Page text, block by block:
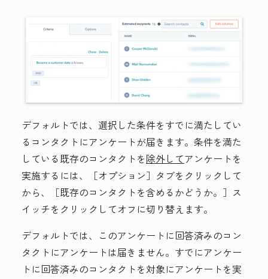
デフォルトでは、選択した条件をすでに満たしてい
るコンタクトにアンケートが届きます。 条件を満た
している既存のコンタクトを除外してアンケートを
実施するには、［オプション］ タブをクリックして
から、［既存のコンタクトを含めるかどうか。］ ス
イッチをクリックしてオフに切り替えます。
デフォルトでは、このアンケートに回答済みのコン
タクトにアンケートは届きません。すでにアンケー
トに回答済みのコンタクトを対象にアンケートを実